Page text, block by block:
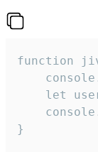
function
let
}